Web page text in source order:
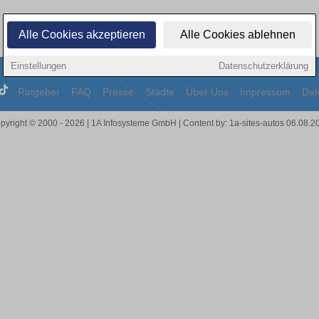
Alle Cookies akzeptieren Alle Cookies ablehnen
Einstellungen Datenschutzerklärung
Ratgeber FAQ Presse Städte Über Uns Impressum
© 2000 - 2026 | 1A Infosysteme GmbH | Content by: 1a-sites-autos